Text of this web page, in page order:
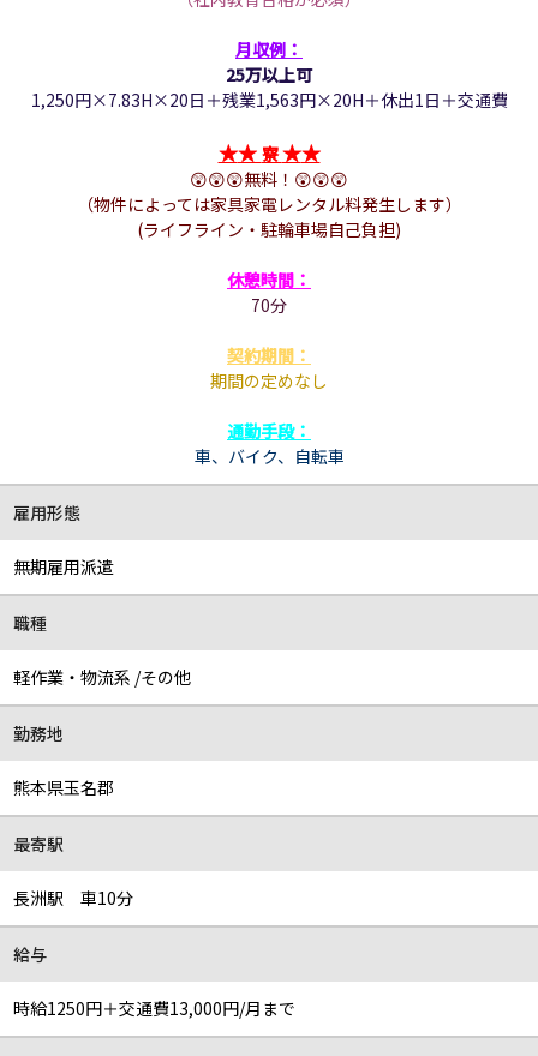
月収例：
25万以上可
1,250円×7.83H×20日＋残業1,563円×20H＋休出1日＋交通費
★★ 寮★★
😲😲😲無料！ 😲😲😲
（物件によっては家具家電レンタル料発生します）
(ライフライン・駐輪車場自己負担)
休憩時間：
70分
契約期間：
期間の定めなし
通勤手段：
車、 バイク、 自転車
雇用形態
無期雇用派遣
職種
軽作業・物流系 /その他
勤務地
熊本県玉名郡
最寄駅
長洲駅 車10分
給与
時給1250円＋交通費13,000円/月まで